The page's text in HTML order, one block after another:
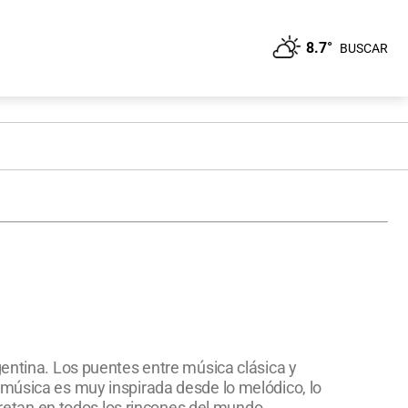
8.7° BUSCAR
Los puentes entre música clásica y
es muy inspirada desde lo melódico, lo